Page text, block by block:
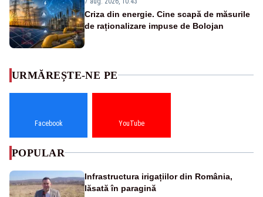
Criza din energie. Cine scapă de măsurile
de raționalizare impuse de Bolojan
URMĂREȘTE-NE PE
Facebook YouTube
POPULAR
Infrastructura irigațiilor din România,
lăsată în paragină